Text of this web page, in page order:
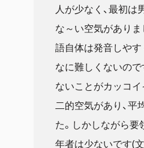
人が少なく、最初は
な～い空気があり
語自体は発音しやす
なに難しくないので
ないことがカッコイ
二的空気があり、平
た。しかしながら要
年者は少ないです(文